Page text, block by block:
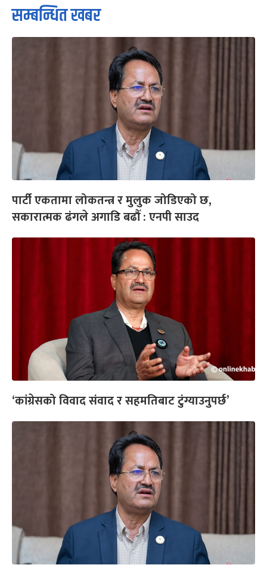
सम्बन्धित खबर
पार्टी एकतामा लोकतन्त्र र मुलुक जोडिएको छ,
सकारात्मक ढंगले अगाडि बढौँ : एनपी साउद
‘कांग्रेसको विवाद संवाद र सहमतिबाट टुंग्याउनुपर्छ’